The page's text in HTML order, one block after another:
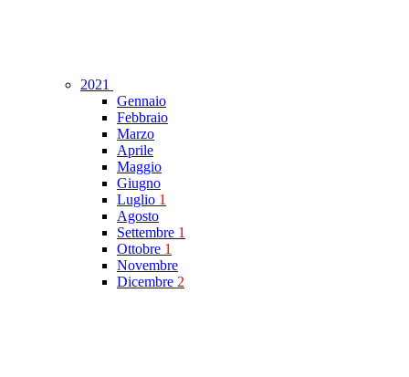
2021
Gennaio
Febbraio
Marzo
Aprile
Maggio
Giugno
Luglio 1
Agosto
Settembre 1
Ottobre 1
Novembre
Dicembre 2